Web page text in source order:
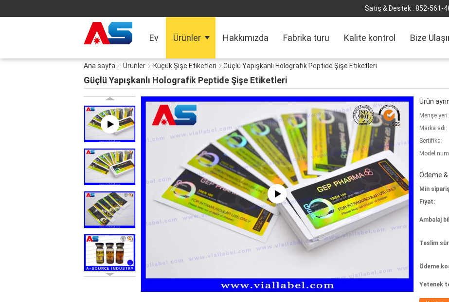
Satış & Destek : 852-561-
Ev Ürünler Hakkımızda Fabrika turu Kalite kontrol Bize
Ana sayfa Ürünler Küçük Şişe Etiketleri Güçlü Yapışkanlı Holografik Peptide Şişe Etiketleri
Güçlü Yapışkanlı Holografik Peptide Şişe Etiketleri
Ürün
Menşe yeri:
Marka adı:
Sertifika:
Model
Ödeme
Min
Fiyat:
Ambalaj
Teslim
Ödeme
Yetenek